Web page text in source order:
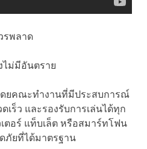
รพลาด
ไม่มีอันตราย
ดยคณะทำงานที่มีประสบการณ์
เร็ว และรองรับการเล่นได้ทุก
ตอร์ แท็บเล็ต หรือสมาร์ทโฟน
ภัยที่ได้มาตรฐาน